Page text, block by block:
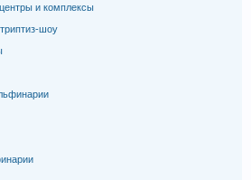
и комплексы
шоу